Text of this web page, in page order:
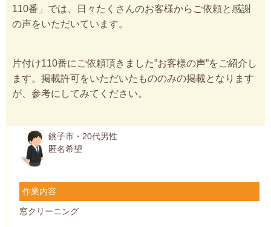
110番」では、日々たくさんのお客様からご依頼と感謝
の声をいただいています。
片付け110番にご依頼頂きました”お客様の声”をご紹介し
ます。掲載許可をいただいたもののみの掲載となります
が、参考にしてみてください。
銚子市・20代男性
匿名希望
作業内容
窓クリーニング